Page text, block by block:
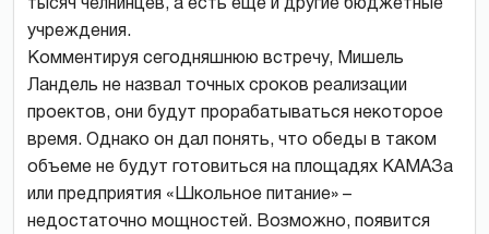
тысяч челнинцев, а есть еще и другие бюджетные
учреждения.
Комментируя сегодняшнюю встречу, Мишель
Ландель не назвал точных сроков реализации
проектов, они будут прорабатываться некоторое
время. Однако он дал понять, что обеды в таком
объеме не будут готовиться на площадях КАМАЗа
или предприятия «Школьное питание» –
недостаточно мощностей. Возможно, появится